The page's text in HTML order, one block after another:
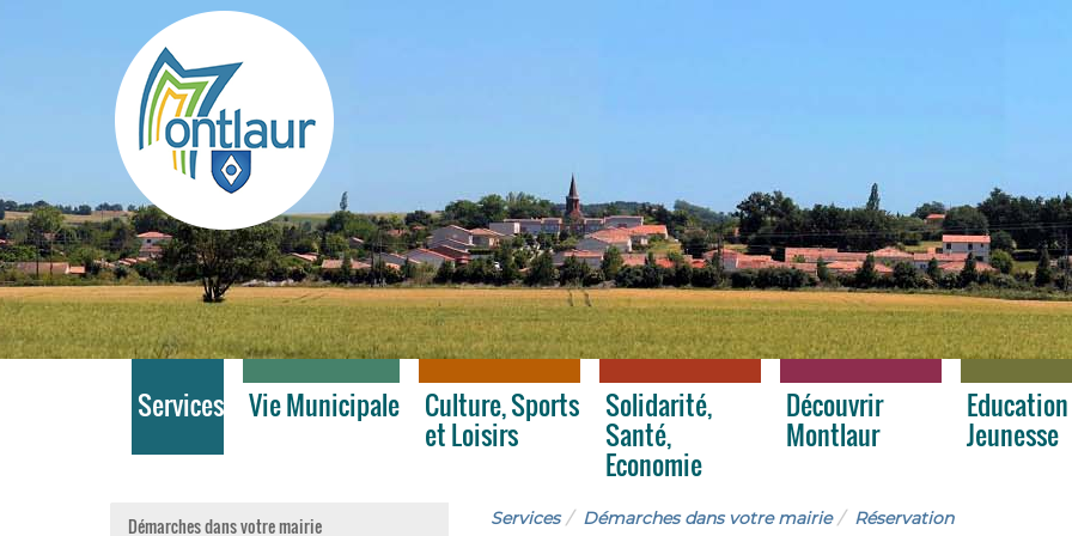
Services Vie Municipale Culture, Sports
et Loisirs
Solidarité,
Santé,
Economie
Découvrir
Montlaur Jeunesse
Services Démarches dans votre mairie Réservation
Démarches dans votre mairie